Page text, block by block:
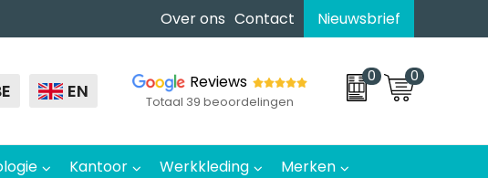
Over ons Contact Nieuwsbrief
EN Reviews
Totaal 39 beoordelingen
0 0
Kantoor Werkkleding Merken